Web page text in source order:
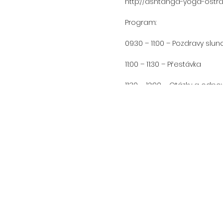
Program:
09:30 – 11:00 – Pozdravy
11:00 – 11:30 – Přestávka
11:30 – 12:00 – Otázky a